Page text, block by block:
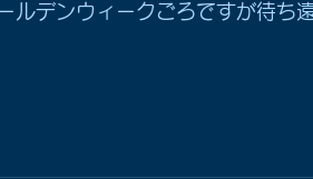
ルデンウィークごろですが待ち